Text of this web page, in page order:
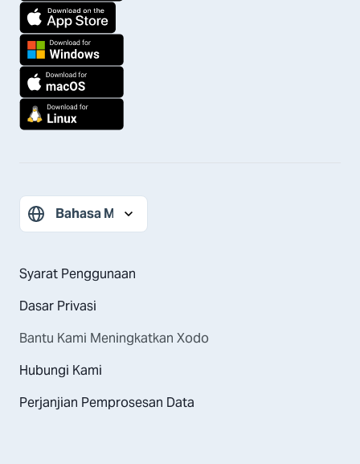
Syarat Penggunaan
Dasar Privasi
Bantu Kami Meningkatkan Xodo
Hubungi Kami
Perjanjian Pemprosesan Data